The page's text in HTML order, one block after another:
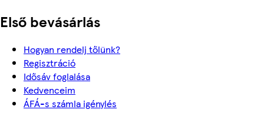
Első bevásárlás
Hogyan rendelj tőlünk?
Regisztráció
Idősáv foglalása
Kedvenceim
ÁFÁ-s számla igénylés